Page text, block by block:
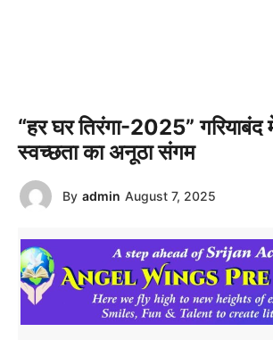
“हर घर तिरंगा-2025”
स्वच्छता का अनूठा संगम
By admin August 7, 2025